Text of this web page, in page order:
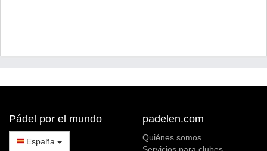
Pádel por el mundo
España
padelen.com
Quiénes somos